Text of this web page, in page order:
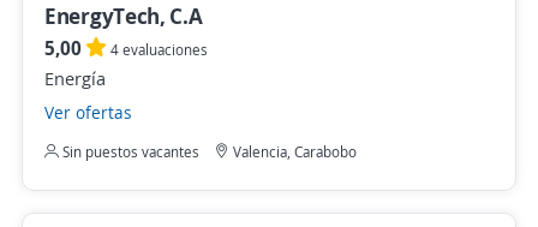
EnergyTech, C.A
5,00 4 evaluaciones
Energía
Ver ofertas
Sin puestos vacantes Valencia, Carabobo